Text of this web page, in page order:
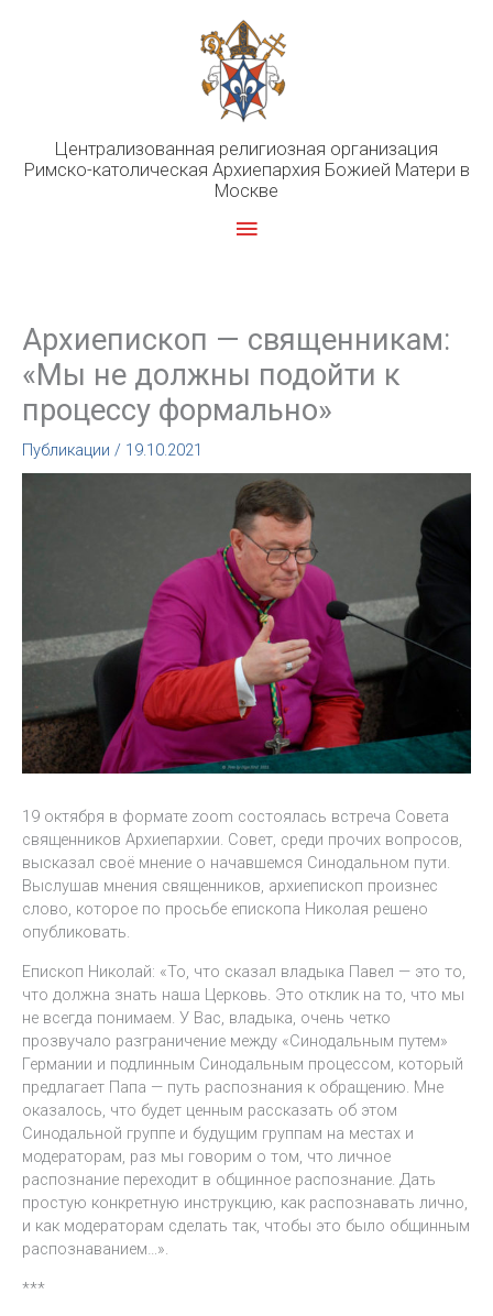
Централизованная религиозная организация
Римско-католическая Архиепархия Божией Матери в
Москве
Главное
Архиепископ — священникам:
«Мы не должны подойти к
процессу формально»
Публикации / 19.10.2021
19 октября в формате zoom состоялась встреча Совета
священников Архиепархии. Совет, среди прочих вопросов,
высказал своё мнение о начавшемся Синодальном пути.
Выслушав мнения священников, архиепископ произнес
слово, которое по просьбе епископа Николая решено
опубликовать.
Епископ Николай: «То, что сказал владыка Павел — это то,
что должна знать наша Церковь. Это отклик на то, что мы
не всегда понимаем. У Вас, владыка, очень четко
прозвучало разграничение между «Синодальным путем»
Германии и подлинным Синодальным процессом, который
предлагает Папа — путь распознания к обращению. Мне
оказалось, что будет ценным рассказать об этом
Синодальной группе и будущим группам на местах и
модераторам, раз мы говорим о том, что личное
распознание переходит в общинное распознание. Дать
простую конкретную инструкцию, как распознавать лично,
и как модераторам сделать так, чтобы это было общинным
распознаванием…».
***